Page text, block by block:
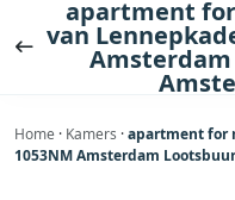
naar
apartment
van
Home · Kamers ·apartment for
1053NM Amsterdam